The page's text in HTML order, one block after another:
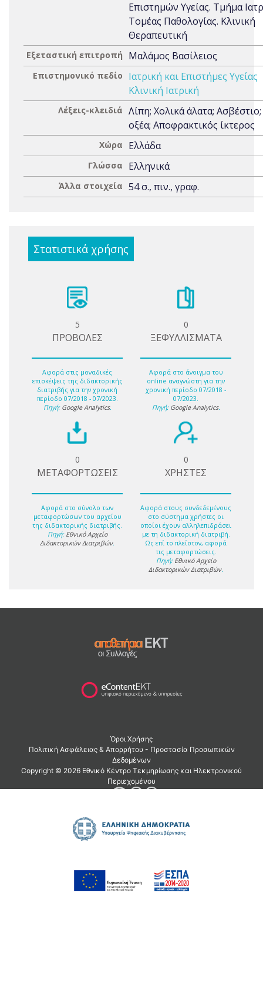
Επιστημών Υγείας. Τμήμα
Τομέας Παθολογίας. Κλινική
Θεραπευτική
Εξεταστική επιτροπή Μαλάμος Βασίλειος
Επιστημονικό πεδίο
Ιατρική και Επιστήμες Υγείας
Κλινική Ιατρική
Λέξεις-κλειδιά Λίπη; Χολικά άλατα;
οξέα; Αποφρακτικός ίκτερος
Χώρα Ελλάδα
Γλώσσα Ελληνικά
Άλλα στοιχεία 54 σ., πιν., γραφ.
Στατιστικά χρήσης
5
ΠΡΟΒΟΛΕΣ
Αφορά στις μοναδικές
επισκέψεις της διδακτορικής
διατριβής για την χρονική
περίοδο 07/2018 - 07/2023.
Πηγή: Google Analytics.
0
ΞΕΦΥΛΛΙΣΜΑΤΑ
Αφορά στο άνοιγμα του
online αναγνώστη για την
χρονική περίοδο 07/2018 -
07/2023.
Πηγή: Google Analytics.
0
ΜΕΤΑΦΟΡΤΩΣΕΙΣ
Αφορά στο σύνολο των
μεταφορτώσων του αρχείου
της διδακτορικής διατριβής.
Πηγή: Εθνικό Αρχείο
Διδακτορικών Διατριβών.
0
ΧΡΗΣΤΕΣ
Αφορά στους συνδεδεμένους
στο σύστημα χρήστες οι
οποίοι έχουν αλληλεπιδράσει
με τη διδακτορική διατριβή.
Ως επί το πλείστον, αφορά
τις μεταφορτώσεις.
Πηγή: Εθνικό Αρχείο
Διδακτορικών Διατριβών.